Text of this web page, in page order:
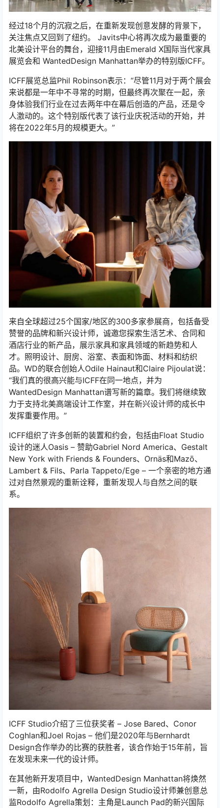
经过18个月的沉寂之后，在重新发现创意发酵的背景下，
关注焦点又回到了纽约。 Javits中心将再次成为最重要的
北美设计平台的舞台，迎接11月由Emerald X国际当代家具
展览会和 WantedDesign Manhattan举办的特别版ICFF。
ICFF展览总监Phil Robinson表示：“尽管11月对于两个展会
来说都是一年中不寻常的时期，但最终再次聚在一起，亲
身体验我们行业在过去两年中在幕后创造的产品，还是令
人激动的。这个特别版代表了该行业庆祝活动的开始，并
将在2022年5月的规模更大。”
来自全球超过25个国家/地区的300多家参展商，包括备受
赞誉的品牌和新兴设计师，诚邀您探索生活艺术、合同和
酒店行业的新产品，展示家具和家具领域的新趋势和人
才。照明设计、厨房、浴室、表面和饰面、材料和纺织
品。WD的联合创始人Odile Hainaut和Claire Pijoulat说：
“我们真的很高兴能与ICFF在同一地点，并为
WantedDesign Manhattan谱写新的篇章。我们将继续致
力于支持北美高端设计工作室，并在新兴设计师的成长中
发挥重要作用。”
ICFF组织了许多创新的装置和约会，包括由Float Studio
设计的迷人Oasis – 赞助Gabriel Nord America、Gestalt
New York with Friends & Founders、Ornäs和Mazō、
Lambert & Fils、Parla Tappeto/Ege – 一个亲密的地方通
过对自然景观的重新诠释，重新发现人与自然之间的联
系。
ICFF Studio介绍了三位获奖者 – Jose Bared、Conor
Coghlan和Joel Rojas – 他们是2020年与Bernhardt
Design合作举办的比赛的获胜者，该合作始于15年前，旨
在发现未来一代的设计师。
在其他新开发项目中，WantedDesign Manhattan将焕然
一新，由Rodolfo Agrella Design Studio设计师兼创意总
监Rodolfo Agrella策划：主角是Launch Pad的新兴国际